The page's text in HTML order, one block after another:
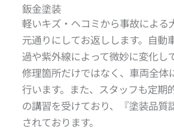
鈑金塗装
軽いキズ・ヘコミから事故による
元通りにしてお返しします。自動
過や紫外線によって微妙に変化し
修理箇所だけではなく、車両全体
行います。また、スタッフも定期
の講習を受けており、『塗装品質
されております。